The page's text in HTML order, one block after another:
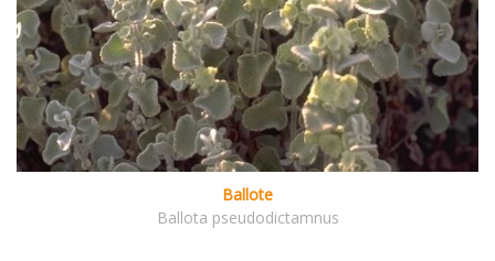
Ballote
Ballota pseudodictamnus